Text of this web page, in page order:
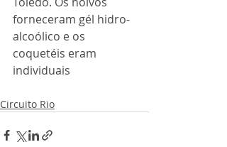
forneceram gél hidro-
alcoólico e os
coquetéis eram
individuais
Circuito Rio